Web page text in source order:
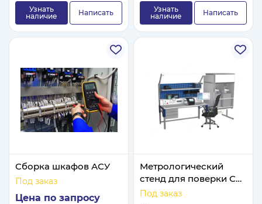
Узнать
наличие
Написать
Узнать
наличие
Написать
Сборка шкафов АСУ
Под заказ
Цена по запросу
Метрологический
стенд для поверки СИ
температуры
Под заказ